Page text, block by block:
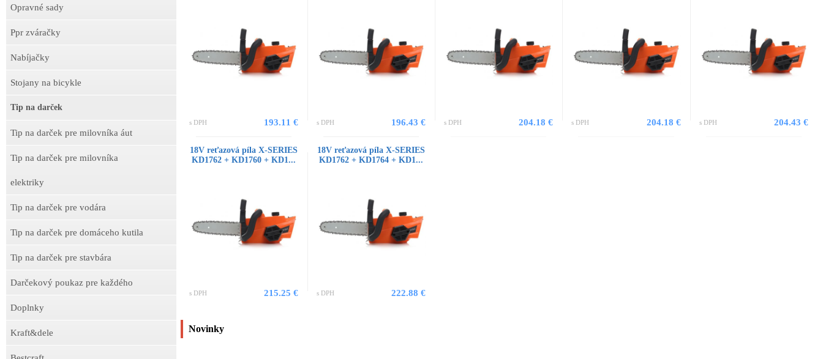
Opravné sady
Ppr zváračky
Nabíjačky
Stojany na bicykle
Tip na darček
Tip na darček pre milovníka áut
Tip na darček pre milovníka
elektriky
Tip na darček pre vodára
Tip na darček pre domáceho kutila
Tip na darček pre stavbára
Darčekový poukaz pre každého
Doplnky
Kraft&dele
s DPH 193.11 € s DPH 196.43 € s DPH 204.18 € s DPH 204.18 € s DPH 204.43 €
18V reťazová píla X-SERIES
KD1762 + KD1760 + KD1...
s DPH 215.25 €
18V reťazová píla X-SERIES
KD1762 + KD1764 + KD1...
s DPH 222.88 €
Novinky